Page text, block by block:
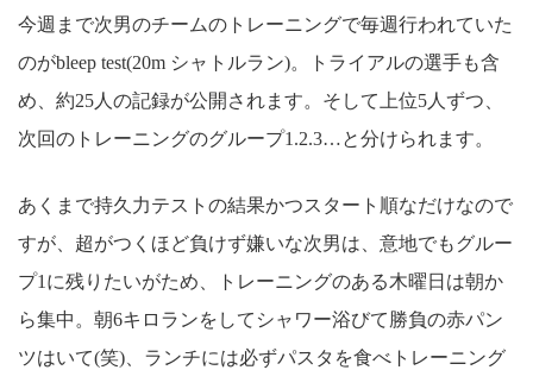
今週まで次男のチームのトレーニングで毎週行われていた
のがbleep test(20m シャトルラン)。トライアルの選手も含
め、約25人の記録が公開されます。そして上位5人ずつ、
次回のトレーニングのグループ1.2.3…と分けられます。
あくまで持久力テストの結果かつスタート順なだけなので
すが、超がつくほど負けず嫌いな次男は、意地でもグルー
プ1に残りたいがため、トレーニングのある木曜日は朝か
ら集中。朝6キロランをしてシャワー浴びて勝負の赤パン
ツはいて(笑)、ランチには必ずパスタを食べトレーニング